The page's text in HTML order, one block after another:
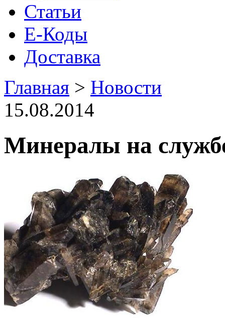
Статьи
Е-Коды
Доставка
Главная > Новости
15.08.2014
Минералы на